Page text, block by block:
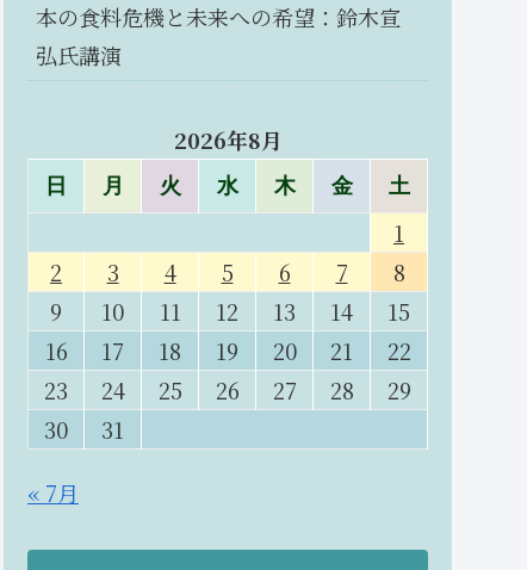
本の食料危機と未来への希望：鈴木宣
弘氏講演
2026年8月
日 月 火 水 木 金 土
1
2
3 4 5 6 7
8
9
10 11 12 13 14
15
16
17 18 19 20 21
22
23
24 25 26 27 28
29
30
31
« 7月